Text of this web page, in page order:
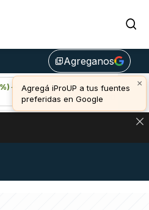
library_addAgreganos
×
Agregá iProUP a tus fuentes
preferidas en Google
Bitcoin
(-0,22%)
u$s 64.995,00
CRIPTO Y EXCHANGES